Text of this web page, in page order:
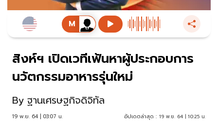
สิงห์ฯ เปิดเวทีเฟ้นหาผู้ประกอบการ
นวัตกรรมอาหารรุ่นใหม่
By ฐานเศรษฐกิจดิจิทัล
19 พ.ย. 64 | 03:07 น. อัปเดตล่าสุด : 19 พ.ย. 64 | 10:25 น.